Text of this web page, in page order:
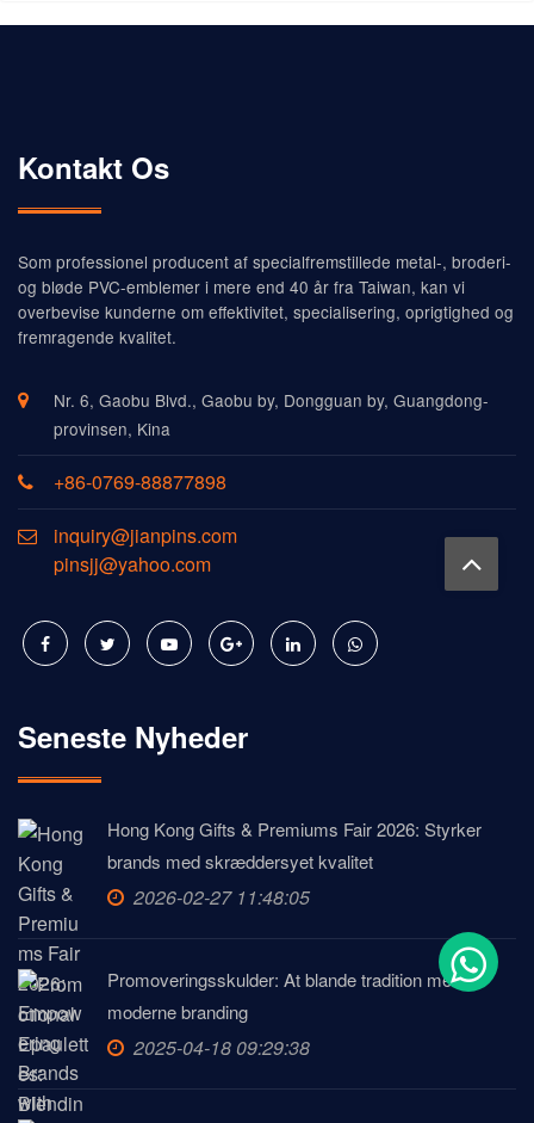
Kontakt Os
Som professionel producent af specialfremstillede metal-, broderi-
og bløde PVC-emblemer i mere end 40 år fra Taiwan, kan vi
overbevise kunderne om effektivitet, specialisering, oprigtighed og
fremragende kvalitet.
Nr. 6, Gaobu Blvd., Gaobu by, Dongguan by, Guangdong-
provinsen, Kina
+86-0769-88877898
inquiry@jianpins.com
pinsjj@yahoo.com
Seneste Nyheder
Hong Kong Gifts & Premiums Fair 2026: Styrker
brands med skræddersyet kvalitet
2026-02-27 11:48:05
Promoveringsskulder: At blande tradition med
moderne branding
2025-04-18 09:29:38